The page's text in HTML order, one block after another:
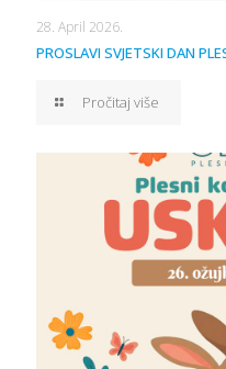
28. April 2026.
PROSLAVI SVJETSKI DAN
Pročitaj više